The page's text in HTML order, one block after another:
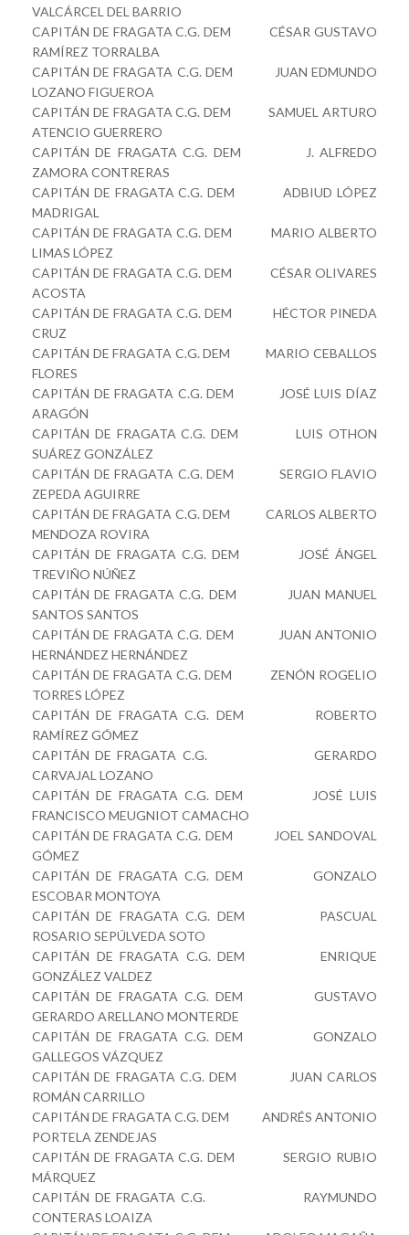
VALCÁRCEL DEL BARRIO
CAPITÁN DE FRAGATA C.G. DEM CÉSAR GUSTAVO
RAMÍREZ TORRALBA
CAPITÁN DE FRAGATA C.G. DEM JUAN EDMUNDO
LOZANO FIGUEROA
CAPITÁN DE FRAGATA C.G. DEM SAMUEL ARTURO
ATENCIO GUERRERO
CAPITÁN DE FRAGATA C.G. DEM J. ALFREDO
ZAMORA CONTRERAS
CAPITÁN DE FRAGATA C.G. DEM ADBIUD LÓPEZ
MADRIGAL
CAPITÁN DE FRAGATA C.G. DEM MARIO ALBERTO
LIMAS LÓPEZ
CAPITÁN DE FRAGATA C.G. DEM CÉSAR OLIVARES
ACOSTA
CAPITÁN DE FRAGATA C.G. DEM HÉCTOR PINEDA
CRUZ
CAPITÁN DE FRAGATA C.G. DEM MARIO CEBALLOS
FLORES
CAPITÁN DE FRAGATA C.G. DEM JOSÉ LUIS DÍAZ
ARAGÓN
CAPITÁN DE FRAGATA C.G. DEM LUIS OTHON
SUÁREZ GONZÁLEZ
CAPITÁN DE FRAGATA C.G. DEM SERGIO FLAVIO
ZEPEDA AGUIRRE
CAPITÁN DE FRAGATA C.G. DEM CARLOS ALBERTO
MENDOZA ROVIRA
CAPITÁN DE FRAGATA C.G. DEM JOSÉ ÁNGEL
TREVIÑO NÚÑEZ
CAPITÁN DE FRAGATA C.G. DEM JUAN MANUEL
SANTOS SANTOS
CAPITÁN DE FRAGATA C.G. DEM JUAN ANTONIO
HERNÁNDEZ HERNÁNDEZ
CAPITÁN DE FRAGATA C.G. DEM ZENÓN ROGELIO
TORRES LÓPEZ
CAPITÁN DE FRAGATA C.G. DEM ROBERTO
RAMÍREZ GÓMEZ
CAPITÁN DE FRAGATA C.G. GERARDO
CARVAJAL LOZANO
CAPITÁN DE FRAGATA C.G. DEM JOSÉ LUIS
FRANCISCO MEUGNIOT CAMACHO
CAPITÁN DE FRAGATA C.G. DEM JOEL SANDOVAL
GÓMEZ
CAPITÁN DE FRAGATA C.G. DEM GONZALO
ESCOBAR MONTOYA
CAPITÁN DE FRAGATA C.G. DEM PASCUAL
ROSARIO SEPÚLVEDA SOTO
CAPITÁN DE FRAGATA C.G. DEM ENRIQUE
GONZÁLEZ VALDEZ
CAPITÁN DE FRAGATA C.G. DEM GUSTAVO
GERARDO ARELLANO MONTERDE
CAPITÁN DE FRAGATA C.G. DEM GONZALO
GALLEGOS VÁZQUEZ
CAPITÁN DE FRAGATA C.G. DEM JUAN CARLOS
ROMÁN CARRILLO
CAPITÁN DE FRAGATA C.G. DEM ANDRÉS ANTONIO
PORTELA ZENDEJAS
CAPITÁN DE FRAGATA C.G. DEM SERGIO RUBIO
MÁRQUEZ
CAPITÁN DE FRAGATA C.G. RAYMUNDO
CONTERAS LOAIZA